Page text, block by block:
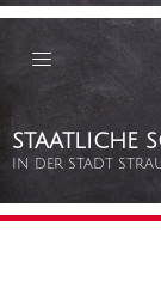
STAATLICHE
IN DER STADT